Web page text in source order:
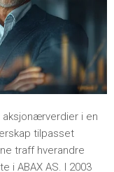
i en
tilpasset
traff hverandre
i ABAX AS. I 2003